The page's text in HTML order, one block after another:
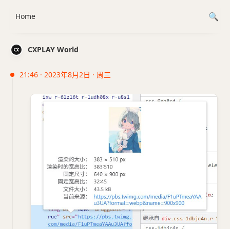
CXPLAY World
21:46 · 2023年8月2日 · 周三
Home